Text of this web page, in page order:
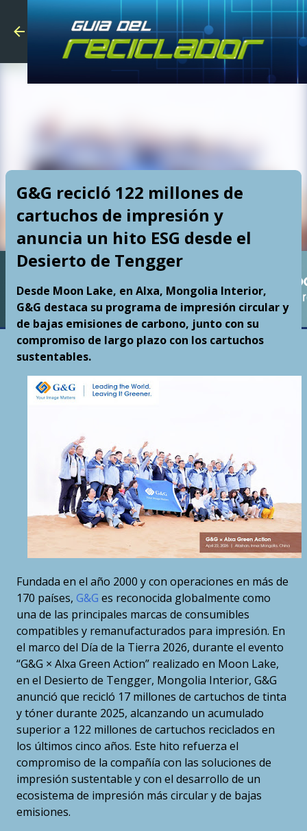
Skip to
G&G recicló 122 millones de
cartuchos de impresión y
anuncia un hito ESG desde el
Desierto de Tengger
Desde Moon Lake, en Alxa, Mongolia Interior,
G&G destaca su programa de impresión circular y
de bajas emisiones de carbono, junto con su
compromiso de largo plazo con los cartuchos
sustentables.
Fundada en el año 2000 y con operaciones en más de
170 países, G&G es reconocida globalmente como
una de las principales marcas de consumibles
compatibles y remanufacturados para impresión. En
el marco del Día de la Tierra 2026, durante el evento
“G&G × Alxa Green Action” realizado en Moon Lake,
en el Desierto de Tengger, Mongolia Interior, G&G
anunció que recicló 17 millones de cartuchos de tinta
y tóner durante 2025, alcanzando un acumulado
superior a 122 millones de cartuchos reciclados en
los últimos cinco años. Este hito refuerza el
compromiso de la compañía con las soluciones de
impresión sustentable y con el desarrollo de un
ecosistema de impresión más circular y de bajas
emisiones.